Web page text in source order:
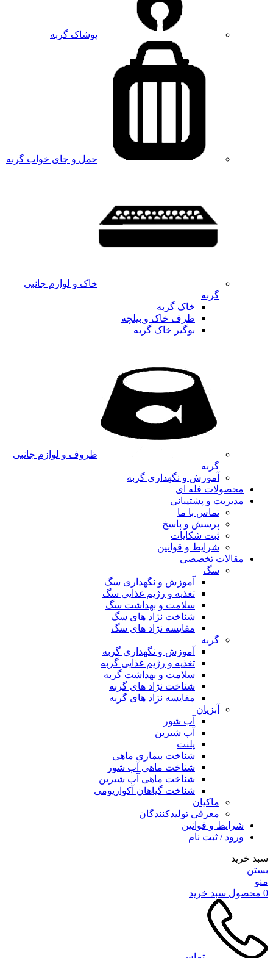
پوشاک گربه
حمل و جای خواب گربه
خاک و لوازم جانبی
گربه
خاک گربه
ظرف خاک و بیلچه
بوگیر خاک گربه
ظروف و لوازم جانبی
گربه
آموزش و نگهداری گربه
محصولات فله ای
مدیریت و پشتیبانی
تماس با ما
پرسش و پاسخ
ثبت شکایات
شرایط و قوانین
مقالات تخصصی
سگ
آموزش و نگهداری سگ
تغذیه و رژیم غذایی سگ
سلامت و بهداشت سگ
شناخت نژاد های سگ
مقایسه نژاد های سگ
گربه
آموزش و نگهداری گربه
تغذیه و رژیم غذایی گربه
سلامت و بهداشت گربه
شناخت نژاد های گربه
مقایسه نژاد های گربه
آبزیان
آب شور
آب شیرین
پلنت
شناخت بیماری ماهی
شناخت ماهی آب شور
شناخت ماهی آب شیرین
شناخت گیاهان آکواریومی
ماکیان
معرفی تولیدکنندگان
شرایط و قوانین
ورود / ثبت نام
سبد خرید
بستن
منو
0 محصول سبد خرید